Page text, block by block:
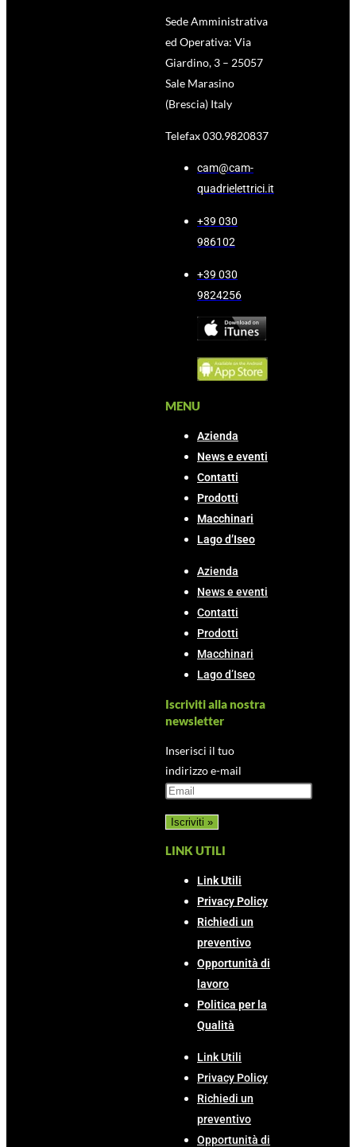
Sede Amministrativa
ed Operativa: Via
Giardino, 3 – 25057
Sale Marasino
(Brescia) Italy
Telefax 030.9820837
cam@cam-
quadrielettrici.it
+39 030
986102
+39 030
9824256
MENU
Azienda
News e eventi
Contatti
Prodotti
Macchinari
Lago d’Iseo
Azienda
News e eventi
Contatti
Prodotti
Macchinari
Lago d’Iseo
Iscriviti alla nostra
newsletter
Inserisci il tuo
indirizzo e-mail
LINK UTILI
Link Utili
Privacy Policy
Richiedi un
preventivo
Opportunità di
lavoro
Politica per la
Qualità
Link Utili
Privacy Policy
Richiedi un
preventivo
Opportunità di